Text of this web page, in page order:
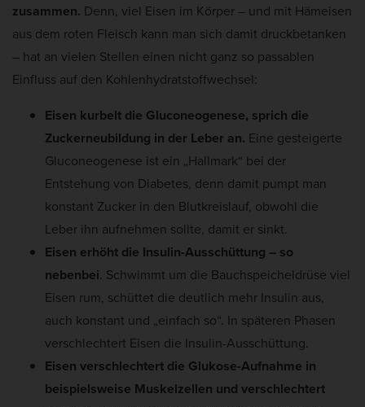
zusammen. Denn, viel Eisen im Körper – und mit Hämeisen
aus dem roten Fleisch kann man sich damit druckbetanken
– hat an vielen Stellen einen nicht ganz so passablen
Einfluss auf den Kohlenhydratstoffwechsel:
Eisen kurbelt die Gluconeogenese, sprich die
Zuckerneubildung in der Leber an. Eine gesteigerte
Gluconeogenese ist ein „Hallmark“ bei der
Entstehung von Diabetes, denn damit pumpt man
konstant Zucker in den Blutkreislauf, obwohl die
Leber ihn aufnehmen sollte, damit er sinkt.
Eisen erhöht die Insulin-Ausschüttung – so
nebenbei. Schwimmt um die Bauchspeicheldrüse viel
Eisen rum, schüttet die deutlich mehr Insulin aus,
auch konstant und „einfach so“. In späteren Phasen
verschlechtert Eisen die Insulin-Ausschüttung.
Eisen verschlechtert die Glukose-Aufnahme in
beispielsweise Muskelzellen und verschlechtert